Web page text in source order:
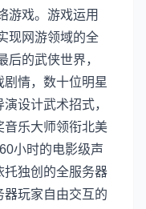
游戏。游戏运用
现网游领域的全
的武侠世界，
情，数十位明星
设计武术招式，
音乐大师领衔北美
小时的电影级声
托独创的全服务器
玩家自由交互的